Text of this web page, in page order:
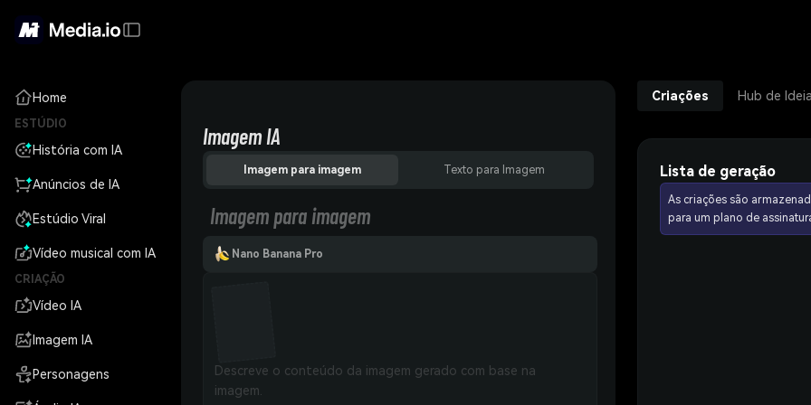
Home
ESTÚDIO
História com IA
Anúncios de IA
Estúdio Viral
Vídeo musical com IA
CRIAÇÃO
Vídeo IA
Imagem IA
Personagens
Imagem IA
Imagem para imagem Texto para Imagem
Imagem para imagem
Nano Banana Pro
Criações Hub de
Lista de geração
As criações são
para um plano de